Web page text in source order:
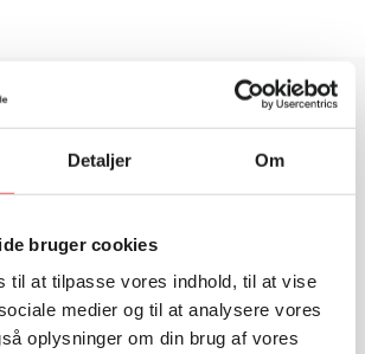
Detaljer Om
bruger cookies
til at tilpasse vores indhold, til at vise
medier og til at analysere vores
oplysninger om din brug af vores
artikler